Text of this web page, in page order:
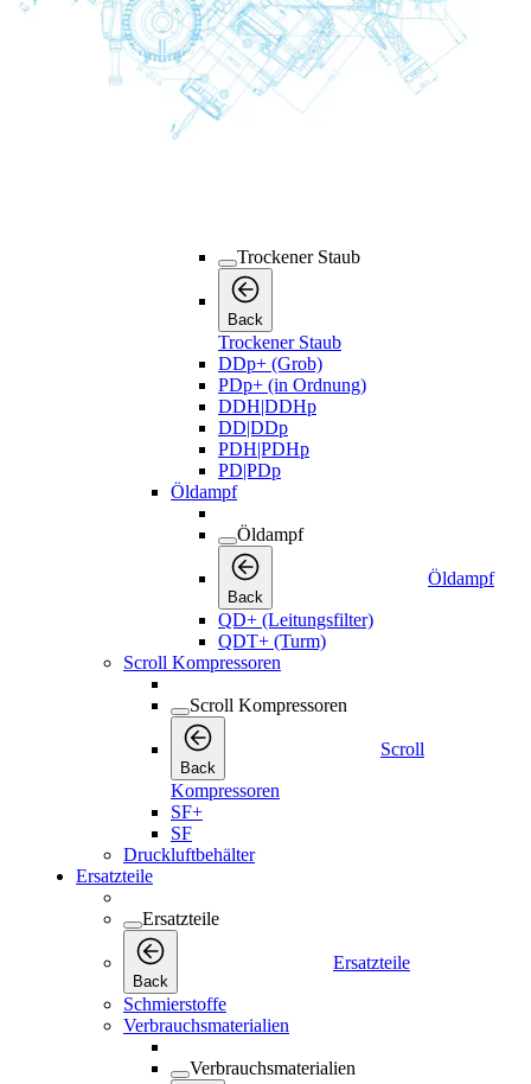
Koaleszierend
Back
Trockener Staub
Back
Trockener Staub
DDp+ (Grob)
PDp+ (in Ordnung)
DDH|DDHp
DD|DDp
PDH|PDHp
PD|PDp
Öldampf
Öldampf
Back
Öldampf
QD+ (Leitungsfilter)
QDT+ (Turm)
Scroll Kompressoren
Scroll Kompressoren
Back
Scroll
Kompressoren
SF+
SF
Druckluftbehälter
Ersatzteile
Ersatzteile
Back
Ersatzteile
Schmierstoffe
Verbrauchsmaterialien
Verbrauchsmaterialien